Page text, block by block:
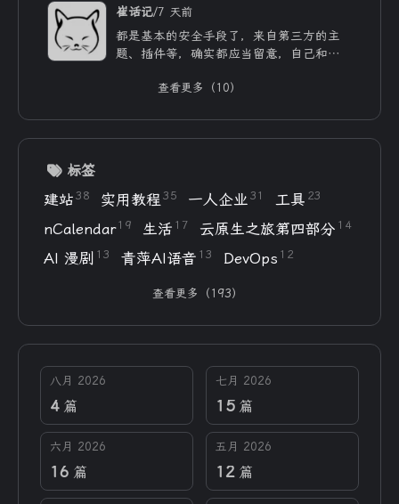
崔话记/7 天前
都是基本的安全手段了，来自第三方的主
题、插件等，确实都应当留意，自己和用ai
查看更多（10）
标签
建站 38 实用教程 35 一人企业 31 工具 23
nCalendar 19 生活 17 云原生之旅第四部分 14
AI 漫剧 13 青萍AI语音 13 DevOps 12
查看更多（193）
八月 2026
4 篇
七月 2026
15 篇
六月 2026
16 篇
五月 2026
12 篇